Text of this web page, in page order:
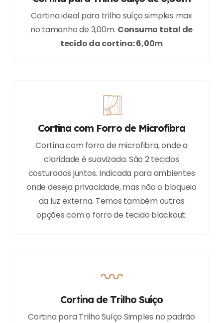
Cortina ideal para trilho suíço simples max
no tamanho de 3,00m. Consumo total de
tecido da cortina: 6,00m
Cortina com Forro de Microfibra
Cortina com forro de microfibra, onde a
claridade é suavizada. São 2 tecidos
costurados juntos. Indicada para ambientes
onde deseja privacidade, mas não o bloqueio
da luz externa. Temos também outras
opções com o forro de tecido blackout.
Cortina de Trilho Suíço
Cortina para Trilho Suíço Simples no padrão